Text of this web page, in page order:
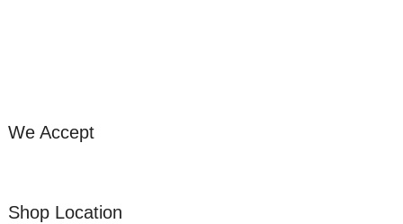
We Accept
Shop Location